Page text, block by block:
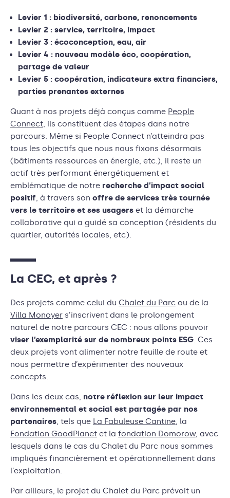
Levier 1 : biodiversité, carbone, renoncements
Levier 2 : service, territoire, impact
Levier 3 : écoconception, eau, air
Levier 4 : nouveau modèle éco, coopération,
partage de valeur
Levier 5 : coopération, indicateurs extra financiers,
parties prenantes externes
Quant à nos projets déjà conçus comme People
Connect, ils constituent des étapes dans notre
parcours. Même si People Connect n’atteindra pas
tous les objectifs que nous nous fixons désormais
(bâtiments ressources en énergie, etc.), il reste un
actif très performant énergétiquement et
emblématique de notre recherche d’impact social
positif, à travers son offre de services très tournée
vers le territoire et ses usagers et la démarche
collaborative qui a guidé sa conception (résidents du
quartier, autorités locales, etc).
La CEC, et après ?
Des projets comme celui du Chalet du Parc ou de la
Villa Monoyer s’inscrivent dans le prolongement
naturel de notre parcours CEC : nous allons pouvoir
viser l’exemplarité sur de nombreux points ESG. Ces
deux projets vont alimenter notre feuille de route et
nous permettre d’expérimenter des nouveaux
concepts.
Dans les deux cas, notre réflexion sur leur impact
environnemental et social est partagée par nos
partenaires, tels que La Fabuleuse Cantine, la
Fondation GoodPlanet et la fondation Domorow, avec
lesquels dans le cas du Chalet du Parc nous sommes
impliqués financièrement et opérationnellement dans
l’exploitation.
Par ailleurs, le projet du Chalet du Parc prévoit un